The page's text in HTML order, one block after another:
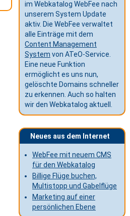
im Webkatalog WebFee nach
unserem System Update
aktiv. Die WebFee verwaltet
alle Einträge mit dem
Content Management
System von ATeO-Service.
Eine neue Funktion
ermöglicht es uns nun,
gelöschte Domains schneller
zu erkennen. Auch so halten
wir den Webkatalog aktuell.
Neues aus dem Internet
WebFee mit neuem CMS
für den Webkatalog
Billige Flüge buchen,
Multistopp und Gabelflüge
Marketing auf einer
persönlichen Ebene